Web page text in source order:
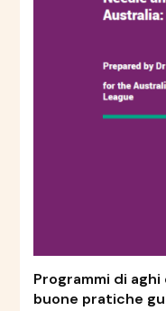
Programmi di
buone pratiche